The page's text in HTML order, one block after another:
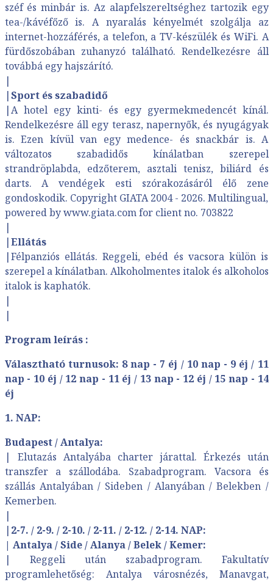
széf és minbár is. Az alapfelszereltséghez tartozik egy
tea-/kávéfőző is. A nyaralás kényelmét szolgálja az
internet-hozzáférés, a telefon, a TV-készülék és WiFi. A
fürdőszobában zuhanyzó található. Rendelkezésre áll
továbbá egy hajszárító.
|
|Sport és szabadidő
|A hotel egy kinti- és egy gyermekmedencét kínál.
Rendelkezésre áll egy terasz, napernyők, és nyugágyak
is. Ezen kívül van egy medence- és snackbár is. A
változatos szabadidős kínálatban szerepel
strandröplabda, edzőterem, asztali tenisz, biliárd és
darts. A vendégek esti szórakozásáról élő zene
gondoskodik. Copyright GIATA 2004 - 2026. Multilingual,
powered by www.giata.com for client no. 703822
|
|Ellátás
|Félpanziós ellátás. Reggeli, ebéd és vacsora külön is
szerepel a kínálatban. Alkoholmentes italok és alkoholos
italok is kaphatók.
|
|
Program leírás :
Választható turnusok: 8 nap - 7 éj / 10 nap - 9 éj / 11
nap - 10 éj / 12 nap - 11 éj / 13 nap - 12 éj / 15 nap - 14
éj
1. NAP:
Budapest / Antalya:
|
Elutazás Antalyába charter járattal. Érkezés után
transzfer a szállodába. Szabadprogram. Vacsora és
szállás Antalyában / Sideben / Alanyában / Belekben /
Kemerben.
|
| 2-7. / 2-9. / 2-10. / 2-11. / 2-12. / 2-14. NAP:
| Antalya / Side / Alanya / Belek / Kemer:
|
Reggeli után szabadprogram. Fakultatív
programlehetőség: Antalya városnézés, Manavgat,